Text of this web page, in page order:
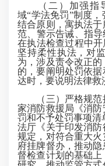
（二）加强指导
域“学法免罚”制度
结合原则，寓执法
范、警示告诫、指导
在执法检查过程中
坚持柔性执法，对
为，涉及责令改正
的，要阐明处罚依
达时，要说明法律救
（三）严格规范
家消防救援局《消
罚和不予处罚事项清
法厅《关于印发消
规定，对符合重大
府挂牌督办，推动
督检查计划的基础